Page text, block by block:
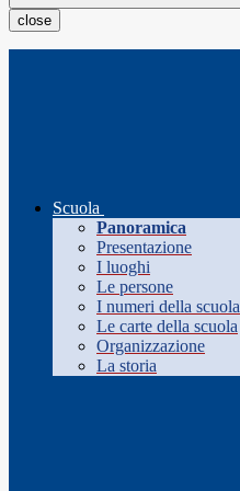
close
Scuola
Panoramica
Presentazione
I luoghi
Le persone
I numeri della scuola
Le carte della scuola
Organizzazione
La storia